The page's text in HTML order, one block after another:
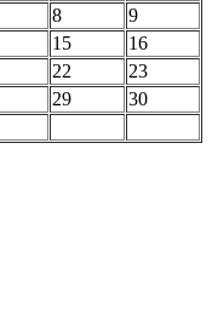
8
9
15
16
22
23
29
30